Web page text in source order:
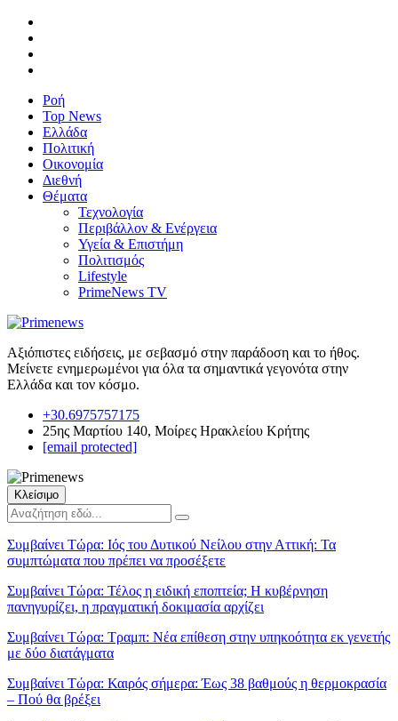
Ροή
Top News
Ελλάδα
Πολιτική
Οικονομία
Διεθνή
Θέματα
Τεχνολογία
Περιβάλλον & Ενέργεια
Υγεία & Επιστήμη
Πολιτισμός
Lifestyle
PrimeNews TV
Αξιόπιστες ειδήσεις, με σεβασμό στην παράδοση και το ήθος.
Μείνετε ενημερωμένοι για όλα τα σημαντικά γεγονότα στην
Ελλάδα και τον κόσμο.
+30.6975757175
25ης Μαρτίου 140, Μοίρες Ηρακλείου Κρήτης
[email protected]
Κλείσιμο
Συμβαίνει Τώρα: Ιός του Δυτικού Νείλου στην Αττική: Τα
συμπτώματα που πρέπει να προσέξετε
Συμβαίνει Τώρα: Τέλος η ειδική εποπτεία; Η κυβέρνηση
πανηγυρίζει, η πραγματική δοκιμασία αρχίζει
Συμβαίνει Τώρα: Τραμπ: Νέα επίθεση στην υπηκοότητα εκ γενετής
με δύο διατάγματα
Συμβαίνει Τώρα: Καιρός σήμερα: Έως 38 βαθμούς η θερμοκρασία
– Πού θα βρέξει